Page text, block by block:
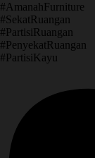
​#AmanahFurniture
​#SekatRuangan
​#PartisiRuangan
​#PenyekatRuangan
​#PartisiKayu